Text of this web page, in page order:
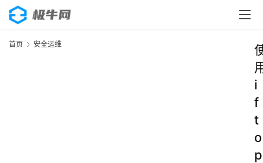
首页 安全运维
i
f
t
o
p